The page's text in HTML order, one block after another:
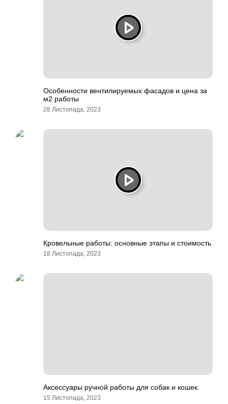
Особенности вентилируемых фасадов и цена за
м2 работы
28 Листопада, 2023
Кровельные работы: основные этапы и стоимость
18 Листопада, 2023
Аксессуары ручной работы для собак и кошек.
15 Листопада, 2023